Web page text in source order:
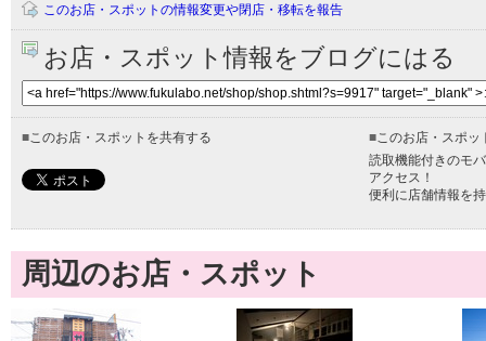
このお店・スポットの情報変更や閉店・移転を報告
お店・スポット情報をブログにはる
■このお店・スポットを共有する ■このお店・スポッ
読取機能付きのモ
アクセス！
便利に店舗情報を
周辺のお店・スポット